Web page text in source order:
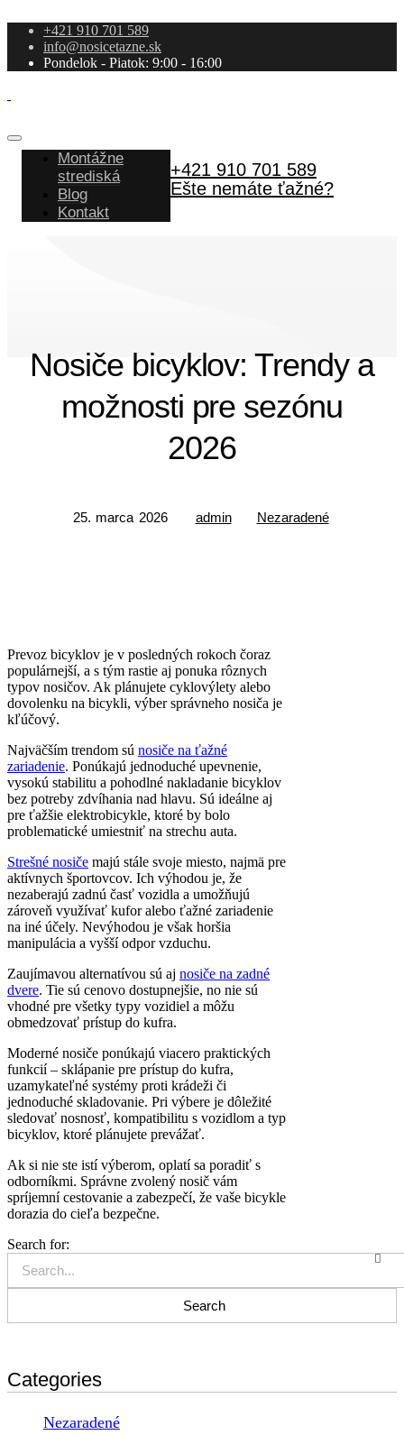
+421 910 701 589
info@nosicetazne.sk
Pondelok - Piatok: 9:00 - 16:00
+421 910 701 589
Ešte nemáte ťažné?
Montážne
strediská
Blog
Kontakt
Nosiče bicyklov: Trendy a
možnosti pre sezónu
2026
25. marca 2026 admin Nezaradené
Prevoz bicyklov je v posledných rokoch čoraz
populárnejší, a s tým rastie aj ponuka rôznych
typov nosičov. Ak plánujete cyklovýlety alebo
dovolenku na bicykli, výber správneho nosiča je
kľúčový.
Najväčším trendom sú nosiče na ťažné
zariadenie. Ponúkajú jednoduché upevnenie,
vysokú stabilitu a pohodlné nakladanie bicyklov
bez potreby zdvíhania nad hlavu. Sú ideálne aj
pre ťažšie elektrobicykle, ktoré by bolo
problematické umiestniť na strechu auta.
Strešné nosiče majú stále svoje miesto, najmä pre
aktívnych športovcov. Ich výhodou je, že
nezaberajú zadnú časť vozidla a umožňujú
zároveň využívať kufor alebo ťažné zariadenie
na iné účely. Nevýhodou je však horšia
manipulácia a vyšší odpor vzduchu.
Zaujímavou alternatívou sú aj nosiče na zadné
dvere. Tie sú cenovo dostupnejšie, no nie sú
vhodné pre všetky typy vozidiel a môžu
obmedzovať prístup do kufra.
Moderné nosiče ponúkajú viacero praktických
funkcií – sklápanie pre prístup do kufra,
uzamykateľné systémy proti krádeži či
jednoduché skladovanie. Pri výbere je dôležité
sledovať nosnosť, kompatibilitu s vozidlom a typ
bicyklov, ktoré plánujete prevážať.
Ak si nie ste istí výberom, oplatí sa poradiť s
odborníkmi. Správne zvolený nosič vám
spríjemní cestovanie a zabezpečí, že vaše bicykle
dorazia do cieľa bezpečne.
Search for:
Categories
Nezaradené